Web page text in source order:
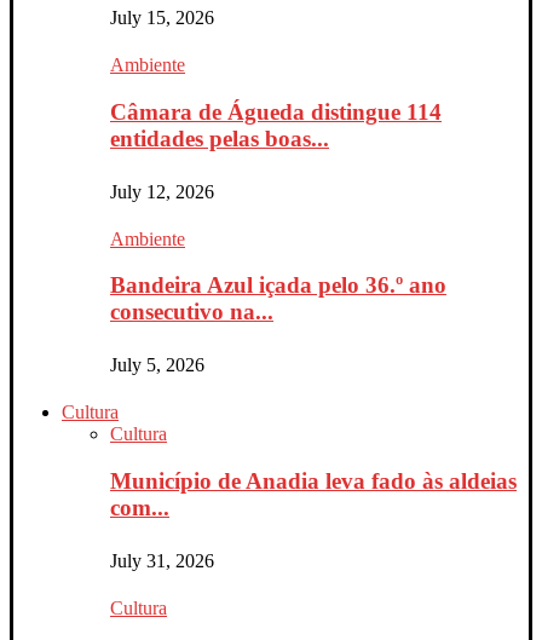
July 15, 2026
Ambiente
Câmara de Águeda distingue 114
entidades pelas boas...
July 12, 2026
Ambiente
Bandeira Azul içada pelo 36.º ano
consecutivo na...
July 5, 2026
Cultura
Cultura
Município de Anadia leva fado às aldeias
com...
July 31, 2026
Cultura